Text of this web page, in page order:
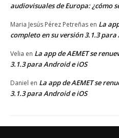
audiovisuales de Europa: ¿cómo
Maria Jesús Pérez Petreñas en La
completo en su versión 3.1.3 para
Velia en La app de AEMET se
3.1.3 para Android e iOS
Daniel en La app de AEMET se
3.1.3 para Android e iOS